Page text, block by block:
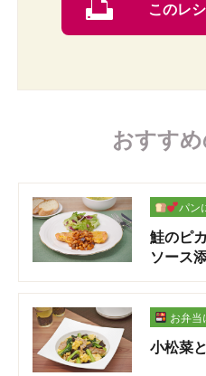
このレ
おすす
パン
鮭のピ
ソース
お弁当
小松菜